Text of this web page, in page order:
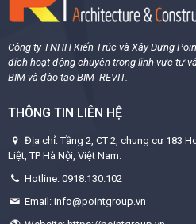
Công ty TNHH Kiến Trúc và Xây Dựng
đích hoạt động chuyên trong lĩnh vực tư
BIM và đào tạo BIM- REVIT.
THÔNG TIN LIÊN HỆ
Địa chỉ: Tầng 2, CT 2, chung cư 183
Liệt, TP Hà Nội, Việt Nam.
Hotline: 0918.130.102
Email: info@pointgroup.vn